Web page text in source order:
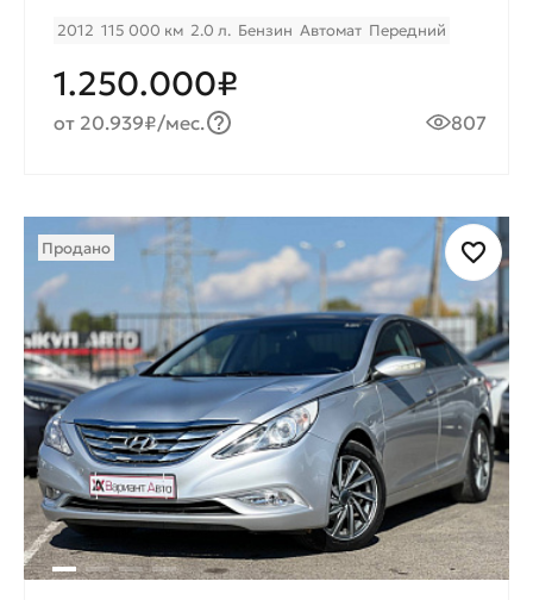
2012 115 000 км 2.0 л. Бензин Автомат Передний
1.250.000₽
от 20.939₽/мес. 807
Продано